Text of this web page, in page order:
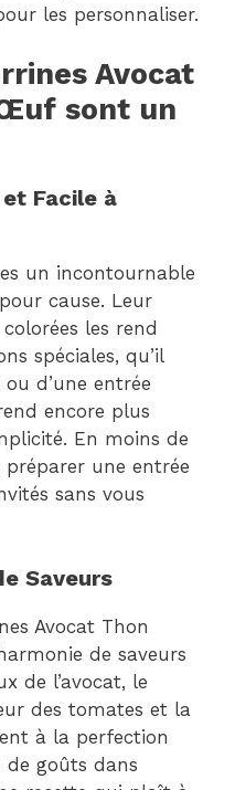
les personnaliser.
Avocat
sont un
Facile à
un incontournable
cause. Leur
les rend
spéciales, qu’il
ou d’une entrée
encore plus
En moins de
une entrée
sans vous
Saveurs
Avocat Thon
de saveurs
de l’avocat, le
des tomates et la
à la perfection
de goûts dans